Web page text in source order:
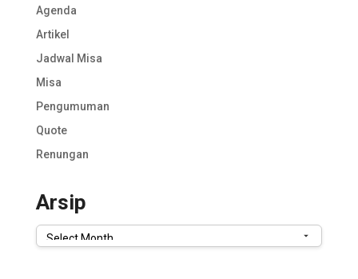
Agenda
Artikel
Jadwal Misa
Misa
Pengumuman
Quote
Renungan
Arsip
Arsip